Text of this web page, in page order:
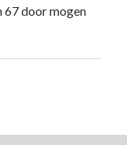
?
werkelijkheid van 10
Wrange
67 door mogen